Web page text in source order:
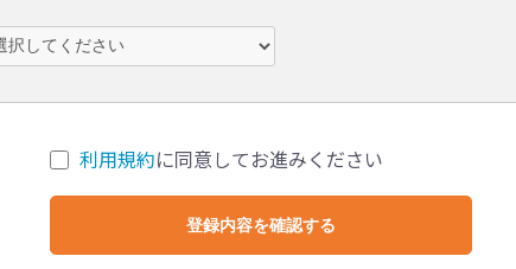
利用規約に同意してお進みください
登録内容を確認する